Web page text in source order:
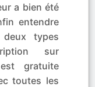
a bien été
entendre
types
sur
est gratuite
toutes les